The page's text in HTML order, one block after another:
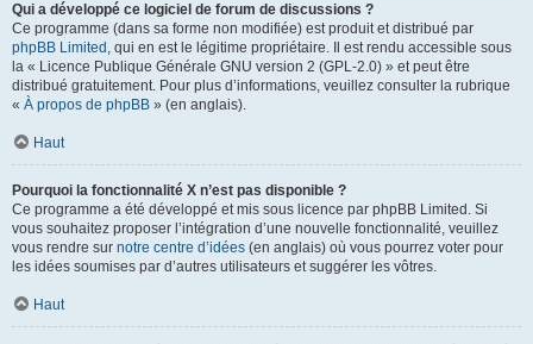
Qui a développé ce logiciel de forum de discussions ?
Ce programme (dans sa forme non modifiée) est produit et distribué par
phpBB Limited , qui en est le légitime propriétaire. Il est rendu accessible sous
la « Licence Publique Générale GNU version 2 (GPL-2.0) » et peut être
distribué gratuitement. Pour plus d’informations, veuillez consulter la rubrique
« À propos de phpBB » (en anglais).
Haut
Pourquoi la fonctionnalité X n’est pas disponible ?
Ce programme a été développé et mis sous licence par phpBB Limited. Si
vous souhaitez proposer l’intégration d’une nouvelle fonctionnalité, veuillez
vous rendre sur notre centre d’idées (en anglais) où vous pourrez voter pour
les idées soumises par d’autres utilisateurs et suggérer les vôtres.
Haut